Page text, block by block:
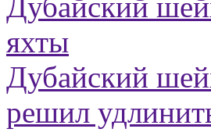
яхты
Дубайский
решил